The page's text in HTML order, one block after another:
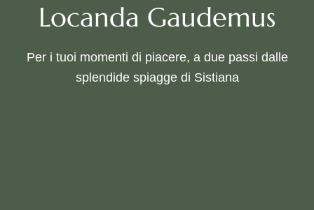
Locanda Gaudemus
Per i tuoi momenti di piacere, a due passi dalle
splendide spiagge di Sistiana